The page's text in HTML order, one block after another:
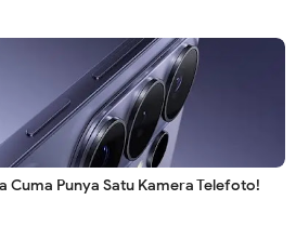
Cuma Punya Satu Kamera Telefoto!